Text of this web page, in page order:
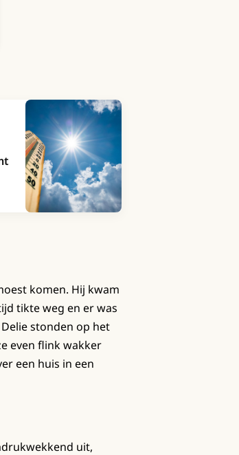
komen. Hij kwam
tikte weg en er was
stonden op het
even flink wakker
een huis in een
uit,